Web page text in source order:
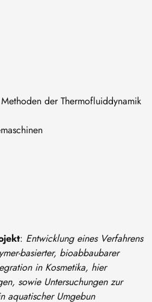
der Thermofluiddynamik
: Entwicklung eines Verfahrens
basierter, bioabbaubarer
in Kosmetika, hier
sowie Untersuchungen zur
aquatischer Umgebun